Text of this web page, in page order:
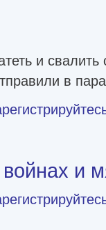
и свалить
в
и
и мятежах